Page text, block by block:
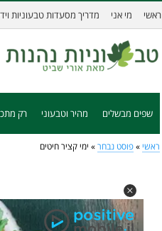
ראשי מי אני מדריך מסעדות טבעוניות
שפים מבשלים מהיר וטבעוני רק
ראשי » פוסט נבחר » ימי קציר חיטים